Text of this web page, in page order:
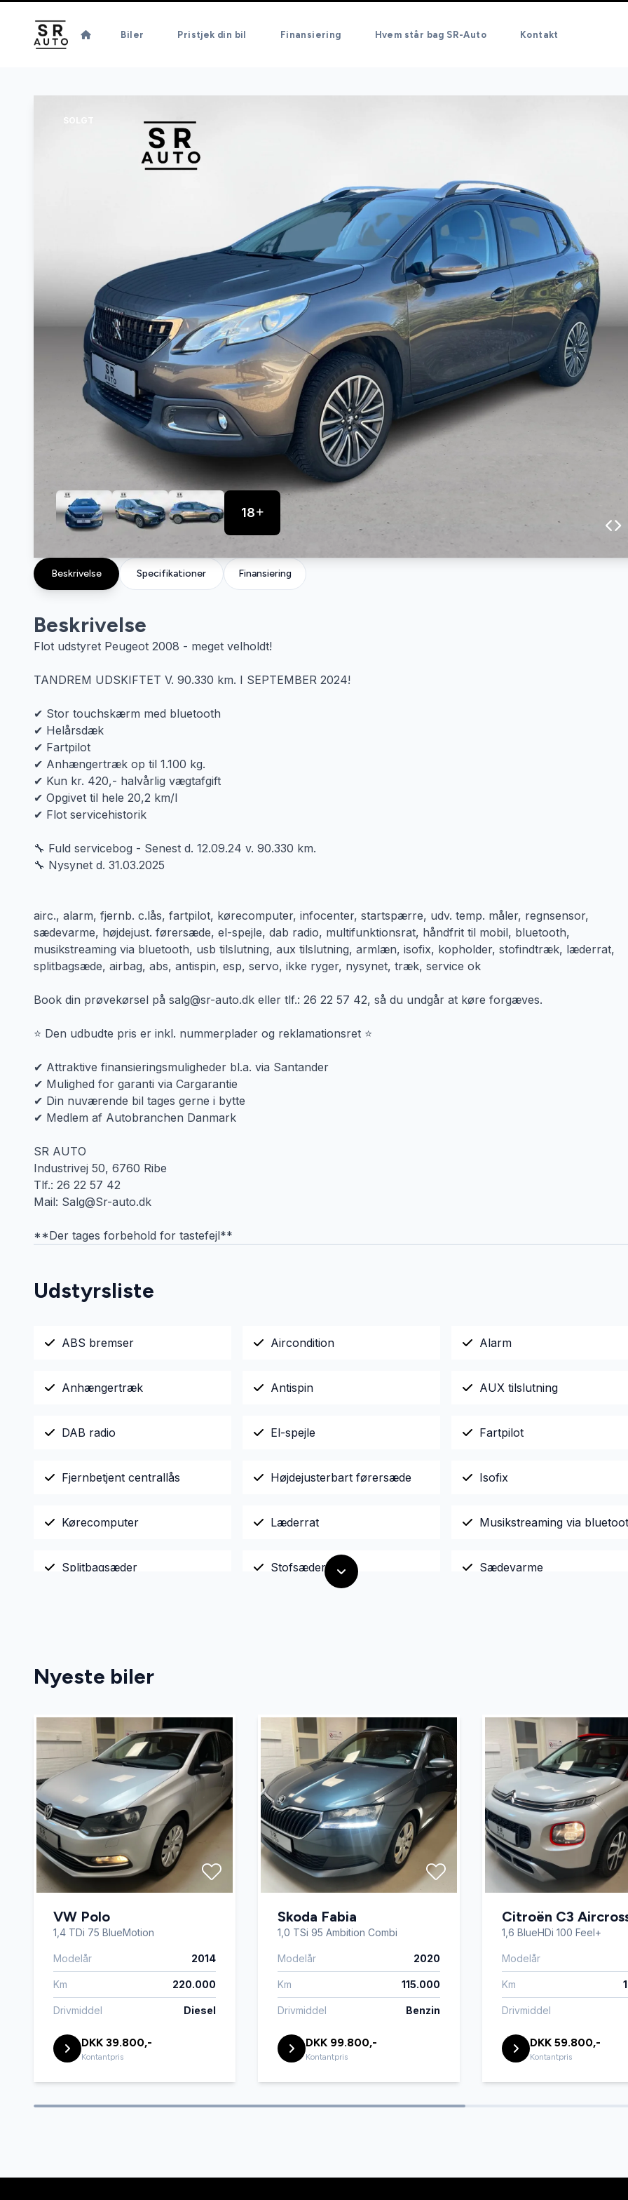
Biler Pristjek din bil Finansiering Hvem står bag SR-Auto Kontakt
SOLGT
18
Specifikationer
Beskrivelse Finansiering
Beskrivelse
Flot udstyret Peugeot 2008 - meget velholdt!
TANDREM UDSKIFTET V. 90.330 km. I SEPTEMBER 2024!
✔ Stor touchskærm med bluetooth
✔ Helårsdæk
✔ Fartpilot
✔ Anhængertræk op til 1.100 kg.
✔ Kun kr. 420,- halvårlig vægtafgift
✔ Opgivet til hele 20,2 km/l
✔ Flot servicehistorik
🔧 Fuld servicebog - Senest d. 12.09.24 v. 90.330 km.
🔧 Nysynet d. 31.03.2025
airc., alarm, fjernb. c.lås, fartpilot, kørecomputer, infocenter, startspærre, udv. temp. måler, regnsensor,
sædevarme, højdejust. førersæde, el-spejle, dab radio, multifunktionsrat, håndfrit til mobil, bluetooth,
musikstreaming via bluetooth, usb tilslutning, aux tilslutning, armlæn, isofix, kopholder, stofindtræk, læderrat,
splitbagsæde, airbag, abs, antispin, esp, servo, ikke ryger, nysynet, træk, service ok
Book din prøvekørsel på salg@sr-auto.dk eller tlf.: 26 22 57 42, så du undgår at køre forgæves.
⭐ Den udbudte pris er inkl. nummerplader og reklamationsret ⭐
✔ Attraktive finansieringsmuligheder bl.a. via Santander
✔ Mulighed for garanti via Cargarantie
✔ Din nuværende bil tages gerne i bytte
✔ Medlem af Autobranchen Danmark
SR AUTO
Industrivej 50, 6760 Ribe
Tlf.: 26 22 57 42
Mail: Salg@Sr-auto.dk
**Der tages forbehold for tastefejl**
Udstyrsliste
ABS bremser Aircondition Alarm
Anhængertræk Antispin AUX tilslutning
DAB radio El-spejle Fartpilot
Fjernbetjent centrallås Højdejusterbart førersæde Isofix
Kørecomputer Læderrat Musikstreaming via
Splitbagsæder Stofsæder Sædevarme
Nyeste biler
VW Polo
1,4 TDi 75 BlueMotion
Modelår 2014
Km 220.000
Drivmiddel Diesel
DKK 39.800,-
Kontantpris
Skoda Fabia
1,0 TSi 95 Ambition Combi
Modelår 2020
Km 115.000
Drivmiddel Benzin
DKK 99.800,-
Kontantpris
Citroën C3
1,6 BlueHDi 100 Feel+
Modelår
Km
Drivmiddel
DKK 59.800,-
Kontantpris